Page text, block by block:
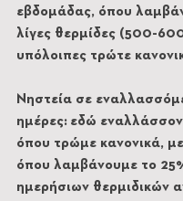
εβδομάδας, όπου
λίγες θερμίδες (500-
υπόλοιπες τρώτε
Νηστεία σε
ημέρες: εδώ
όπου τρώμε κανονικά,
όπου λαμβάνουμε το
ημερήσιων θερμιδικών